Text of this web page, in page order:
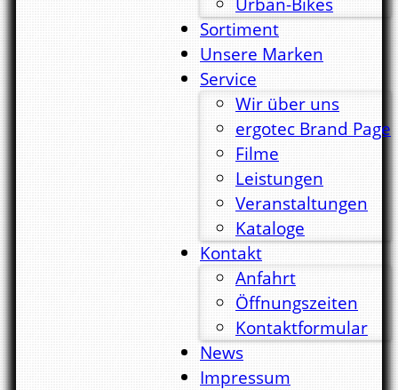
Sortiment
Unsere Marken
Service
Wir über uns
ergotec Brand Page
Filme
Leistungen
Veranstaltungen
Kataloge
Kontakt
Anfahrt
Öffnungszeiten
Kontaktformular
News
Impressum